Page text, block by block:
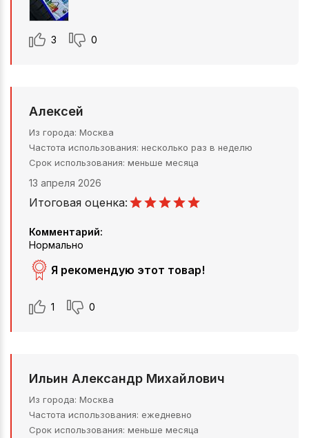
3 0
Алексей
Из города Москва
Частота использования несколько раз в неделю
Срок использования меньше месяца
13 апреля 2026
Итоговая оценка:
Комментарий:
Нормально
Я рекомендую этот товар!
1 0
Ильин Александр Михайлович
Из города Москва
Частота использования ежедневно
Срок использования меньше месяца